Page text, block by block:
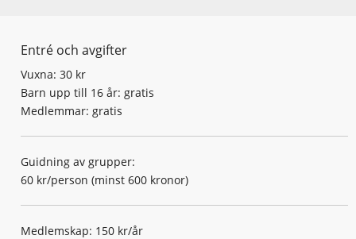
Entré och avgifter
Vuxna: 30 kr
Barn upp till 16 år: gratis
Medlemmar: gratis
Guidning av grupper:
60 kr/person (minst 600 kronor)
Medlemskap: 150 kr/år